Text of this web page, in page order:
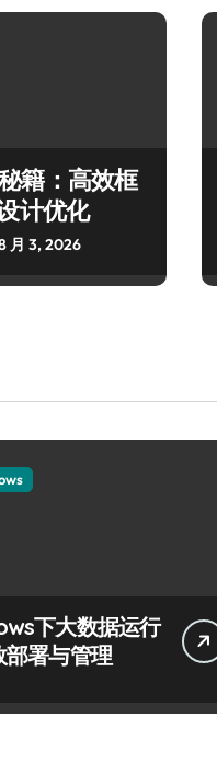
籍：高效框
计优化
月 3, 2026
下大数据运行
部署与管理